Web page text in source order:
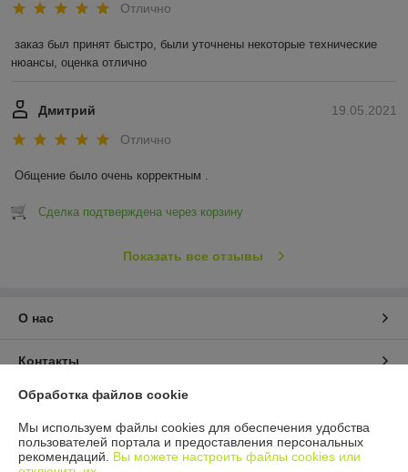
Отлично
заказ был принят быстро, были уточнены некоторые технические
нюансы, оценка отлично
19.05.2021
Дмитрий
Отлично
Общение было очень корректным .
Сделка подтверждена через корзину
Показать все отзывы
О нас
Контакты
Доставка и оплата
График работы
Обработка файлов cookie
Мы используем файлы cookies для обеспечения удобства
пользователей портала и предоставления персональных
рекомендаций. Вы можете настроить файлы cookies или